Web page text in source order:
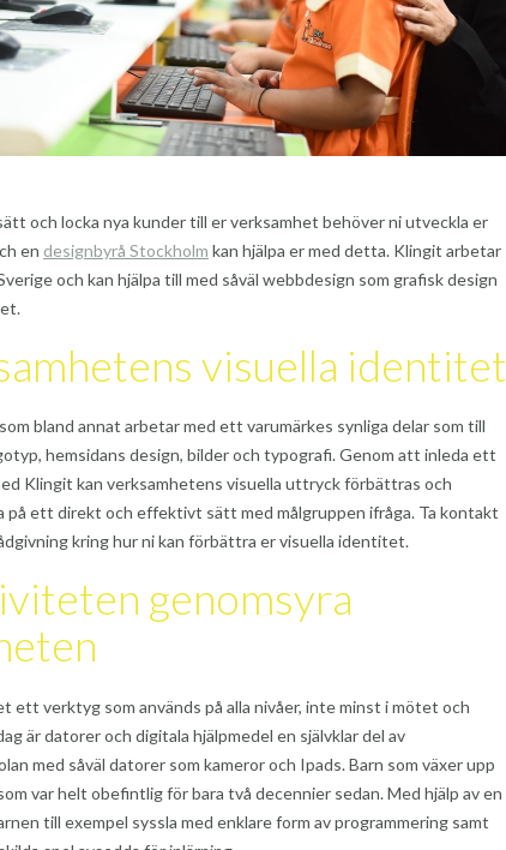
och locka nya kunder till er verksamhet behöver ni utveckla er
en designbyrå Stockholm kan hjälpa er med detta. Klingit arbetar
och kan hjälpa till med såväl webbdesign som grafisk design
visuella identitet
bland annat arbetar med ett varumärkes synliga delar som till
hemsidans design, bilder och typografi. Genom att inleda ett
Klingit kan verksamhetens visuella uttryck förbättras och
på ett direkt och effektivt sätt med målgruppen ifråga. Ta kontakt
kring hur ni kan förbättra er visuella identitet.
genomsyra
ett verktyg som används på alla nivåer, inte minst i mötet och
är datorer och digitala hjälpmedel en självklar del av
med såväl datorer som kameror och Ipads. Barn som växer upp
var helt obefintlig för bara två decennier sedan. Med hjälp av en
till exempel syssla med enklare form av programmering samt